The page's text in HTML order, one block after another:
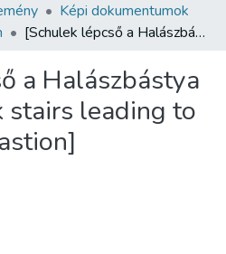
Képi dokumentumok
[Schulek lépcső a Halászbástya alatt] [Schulek stairs leading to Fisherman's Bastion]
a Halászbástya
leading to